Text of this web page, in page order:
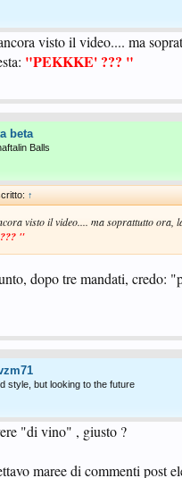
visto il video.... ma
"PEKKKE' ??? "
beta
Balls
↑
visto il video.... ma soprattutto ora,
"
dopo tre mandati, credo:
style, but looking to the future
"di vino" , giusto ?
maree di commenti post